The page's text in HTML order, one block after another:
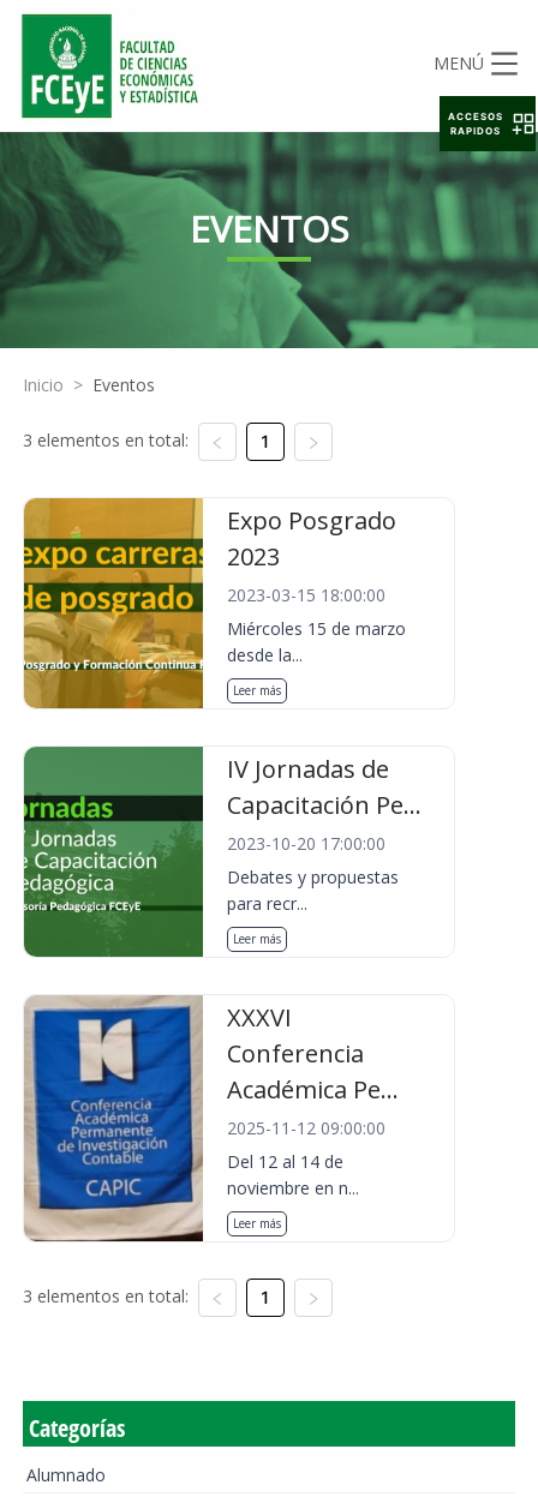
MENÚ
EVENTOS
Inicio > Eventos
3 elementos en total: 1
Expo Posgrado
2023
2023-03-15 18:00:00
Miércoles 15 de marzo
desde la...
Leer más
IV Jornadas de
Capacitación Pe...
2023-10-20 17:00:00
Debates y propuestas
para recr...
Leer más
XXXVI
Conferencia
Académica Pe...
2025-11-12 09:00:00
Del 12 al 14 de
noviembre en n...
Leer más
3 elementos en total: 1
Categorías
Alumnado
ACCESOS
RAPIDOS